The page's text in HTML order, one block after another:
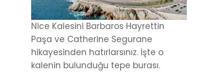
Nice Kalesini Barbaros Hayrettin
Paşa ve Catherine Segurane
hikayesinden hatırlarsınız. İşte o
kalenin bulunduğu tepe burası.